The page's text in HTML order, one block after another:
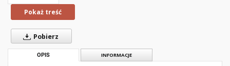
Pokaż treść
Pobierz
OPIS INFORMACJE